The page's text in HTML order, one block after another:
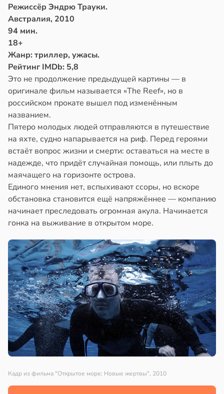
Режиссёр Эндрю Трауки.
Австралия, 2010
94 мин.
18+
Жанр: триллер, ужасы.
Рейтинг IMDb: 5,8
Это не продолжение предыдущей картины — в
оригинале фильм называется «The Reef», но в
российском прокате вышел под изменённым
названием.
Пятеро молодых людей отправляются в путешествие
на яхте, судно напарывается на риф. Перед героями
встаёт вопрос жизни и смерти: оставаться на месте в
надежде, что придёт случайная помощь, или плыть до
маячащего на горизонте острова.
Единого мнения нет, вспыхивают ссоры, но вскоре
обстановка становится ещё напряжённее — компанию
начинает преследовать огромная акула. Начинается
гонка на выживание в открытом море.
Кадр из фильма "Открытое море: Новые жертвы", 2010